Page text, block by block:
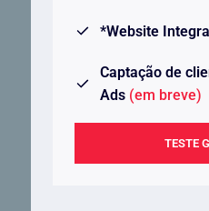
*Website
Captação de
Ads (em breve)
TESTE